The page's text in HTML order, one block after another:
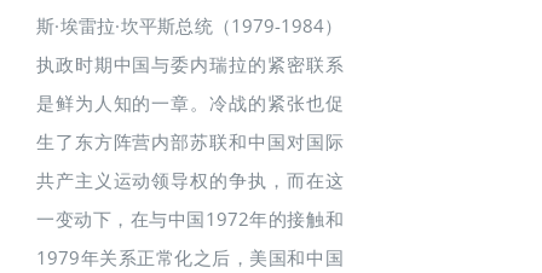
斯·埃雷拉·坎平斯总统（1979-1984）
执政时期中国与委内瑞拉的紧密联系
是鲜为人知的一章。冷战的紧张也促
生了东方阵营内部苏联和中国对国际
共产主义运动领导权的争执，而在这
一变动下，在与中国1972年的接触和
1979年关系正常化之后，美国和中国